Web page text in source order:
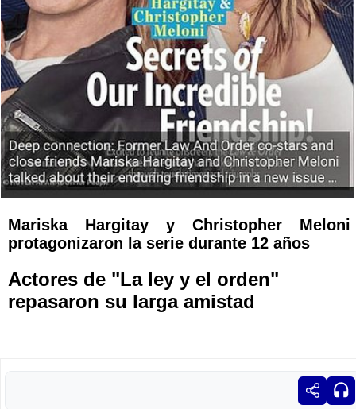
Mariska Hargitay y Christopher Meloni
protagonizaron la serie durante 12 años
Actores de "La ley y el orden"
repasaron su larga amistad